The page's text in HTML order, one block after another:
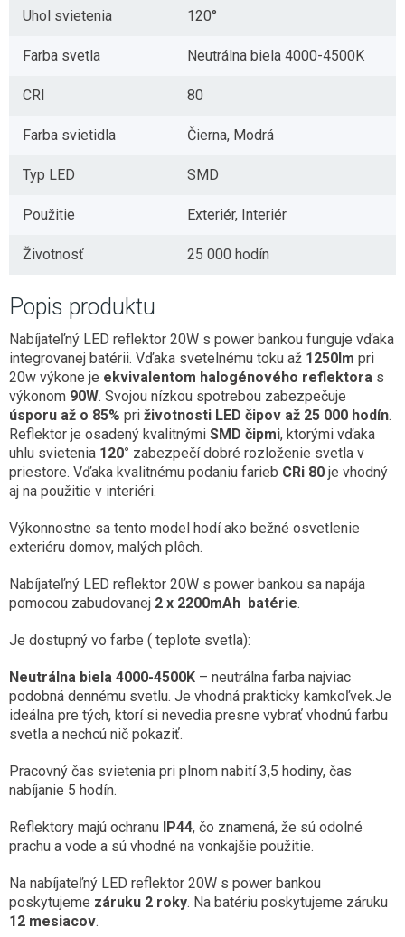
Uhol svietenia 120°
Farba svetla Neutrálna biela 4000-4500K
CRI 80
Farba svietidla Čierna, Modrá
Typ LED SMD
Použitie Exteriér, Interiér
Životnosť 25 000 hodín
Popis produktu
Nabíjateľný LED reflektor 20W s power bankou funguje vďaka
integrovanej batérii. Vďaka svetelnému toku až 1250lm pri
20w výkone je ekvivalentom halogénového reflektora s
výkonom 90W. Svojou nízkou spotrebou zabezpečuje
úsporu až o 85% pri životnosti LED čipov až 25 000 hodín.
Reflektor je osadený kvalitnými SMD čipmi, ktorými vďaka
uhlu svietenia 120° zabezpečí dobré rozloženie svetla v
priestore. Vďaka kvalitnému podaniu farieb CRi 80 je vhodný
aj na použitie v interiéri.
Výkonnostne sa tento model hodí ako bežné osvetlenie
exteriéru domov, malých plôch.
Nabíjateľný LED reflektor 20W s power bankou sa napája
pomocou zabudovanej 2 x 2200mAh batérie.
Je dostupný vo farbe ( teplote svetla):
Neutrálna biela 4000-4500K – neutrálna farba najviac
podobná dennému svetlu. Je vhodná prakticky kamkoľvek.Je
ideálna pre tých, ktorí si nevedia presne vybrať vhodnú farbu
svetla a nechcú nič pokaziť.
Pracovný čas svietenia pri plnom nabití 3,5 hodiny, čas
nabíjanie 5 hodín.
Reflektory majú ochranu IP44, čo znamená, že sú odolné
prachu a vode a sú vhodné na vonkajšie použitie.
Na nabíjateľný LED reflektor 20W s power bankou
poskytujeme záruku 2 roky. Na batériu poskytujeme záruku
12 mesiacov.